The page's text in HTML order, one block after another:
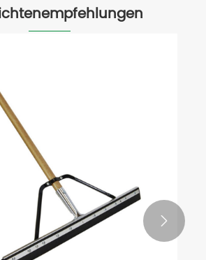
beste Art von Mopp für die
>>
